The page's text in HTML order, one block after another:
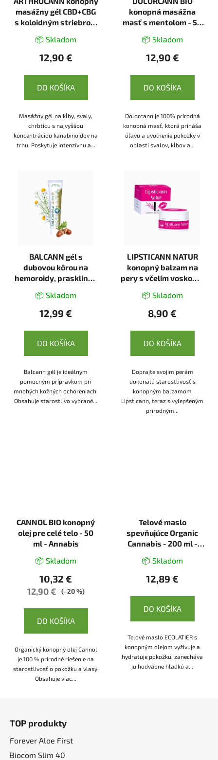
masážny gél CBD+CBG
s koloidným striebrom
- 75 ml - Annabis
📦 Skladom
12,90 €
DO KOŠÍKA
Masážny gél na kĺby, svaly,
chrbticu s najvyššou
koncentráciou kanabinoidov na
trhu. Poskytuje intenzívnu a...
konopná masážna
masť s mentolom - 50
📦 Skladom
12,90 €
DO KOŠÍKA
Dolorcann je 100% prírodná
konopná masť, ktorá prináša
úľavu a uvoľnenie pokožky v
oblasti svalov, kĺbov a...
BALCANN gél s
dubovou kôrou na
hemoroidy, praskliny -
📦 Skladom
12,99 €
DO KOŠÍKA
Balcann gél je ideálnym
pomocným prípravkom pri
mnohých kožných ochoreniach.
Obsahuje starostlivo vybrané...
LIPSTICANN NATUR
konopný balzam na
pery s včelím voskom -
📦 Skladom
8,90 €
DO KOŠÍKA
Doprajte svojim perám
dokonalú starostlivosť s
konopným balzamom
Lipsticann, teraz s vylepšeným
prírodným...
CANNOL BIO konopný
olej pre celé telo - 50
ml - Annabis
📦 Skladom
10,32 €
12,90 € (–20 %)
DO KOŠÍKA
Organický konopný olej Cannol
je 100 % prírodné riešenie na
starostlivosť o pokožku a vlasy.
Obsahuje viac...
Telové maslo
spevňujúce Organic
Cannabis - 200 ml -
📦 Skladom
12,89 €
DO KOŠÍKA
Telové maslo ECOLATIER s
konopným olejom vyživuje a
hydratuje pokožku, zanecháva
ju hodvábne hladkú a...
TOP produkty
Forever Aloe First
Biocom Slim 40